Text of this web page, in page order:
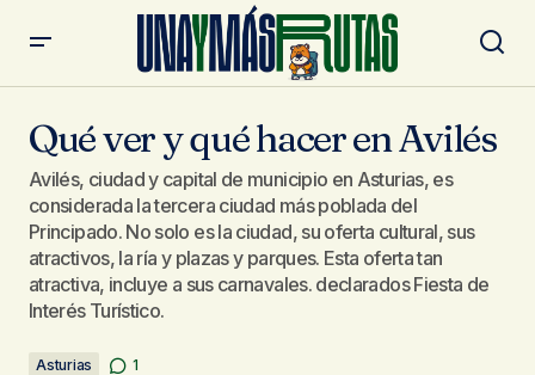
Qué ver y qué hacer en Avilés
Avilés, ciudad y capital de municipio en Asturias, es
considerada la tercera ciudad más poblada del
Principado. No solo es la ciudad, su oferta cultural, sus
atractivos, la ría y plazas y parques. Esta oferta tan
atractiva, incluye a sus carnavales. declarados Fiesta de
Interés Turístico.
Asturias 1